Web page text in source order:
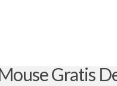
Gratis